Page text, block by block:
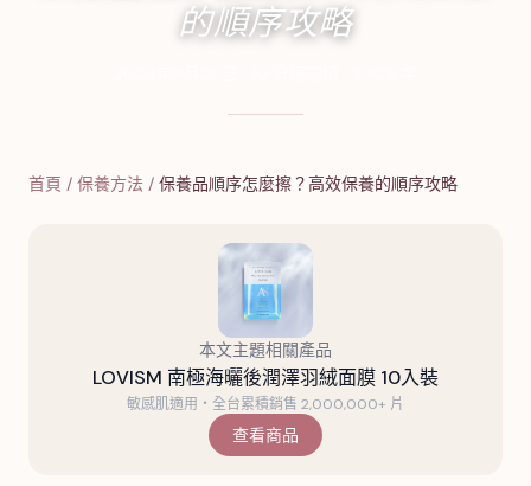
的順序攻略
首頁 / 保養方法 / 保養品順序怎麼擦？高效保養的順序攻略
本文主題相關產品
LOVISM 南極海曬後潤澤羽絨面膜 10入裝
敏感肌適用・全台累積銷售 2,000,000+ 片
查看商品